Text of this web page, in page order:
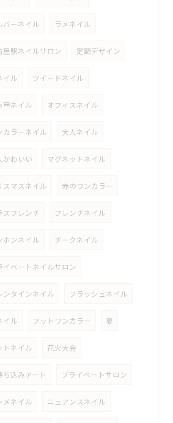
バーネイル ラメネイル
屋駅ネイルサロン 定額デザイン
イル ツイードネイル
甲ネイル オフィスネイル
カラーネイル 大人ネイル
かわいい マグネットネイル
スマスネイル 赤のワンカラー
スフレンチ フレンチネイル
ホンネイル チークネイル
イベートネイルサロン
ンタインネイル フラッシュネイル
イル フットワンカラー 夏
トネイル 花火大会
ち込みアート プライベートサロン
メネイル ニュアンスネイル